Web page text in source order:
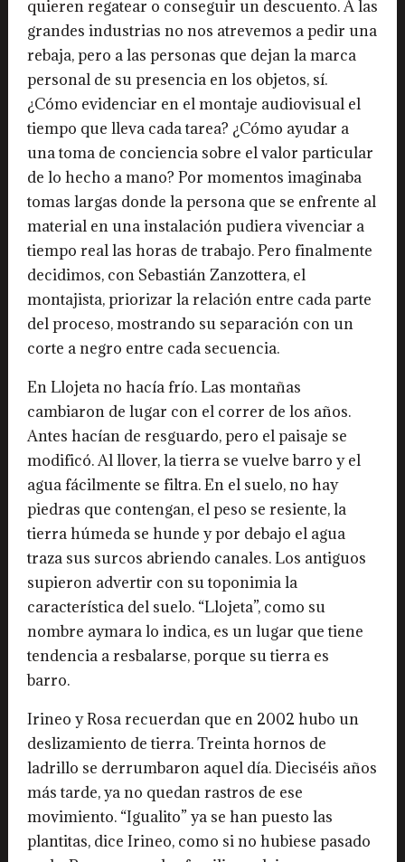
quieren regatear o conseguir un descuento. A las
grandes industrias no nos atrevemos a pedir una
rebaja, pero a las personas que dejan la marca
personal de su presencia en los objetos, sí.
¿Cómo evidenciar en el montaje audiovisual el
tiempo que lleva cada tarea? ¿Cómo ayudar a
una toma de conciencia sobre el valor particular
de lo hecho a mano? Por momentos imaginaba
tomas largas donde la persona que se enfrente al
material en una instalación pudiera vivenciar a
tiempo real las horas de trabajo. Pero finalmente
decidimos, con Sebastián Zanzottera, el
montajista, priorizar la relación entre cada parte
del proceso, mostrando su separación con un
corte a negro entre cada secuencia.
En Llojeta no hacía frío. Las montañas
cambiaron de lugar con el correr de los años.
Antes hacían de resguardo, pero el paisaje se
modificó. Al llover, la tierra se vuelve barro y el
agua fácilmente se filtra. En el suelo, no hay
piedras que contengan, el peso se resiente, la
tierra húmeda se hunde y por debajo el agua
traza sus surcos abriendo canales. Los antiguos
supieron advertir con su toponimia la
característica del suelo. “Llojeta”, como su
nombre aymara lo indica, es un lugar que tiene
tendencia a resbalarse, porque su tierra es
barro.
Irineo y Rosa recuerdan que en 2002 hubo un
deslizamiento de tierra. Treinta hornos de
ladrillo se derrumbaron aquel día. Dieciséis años
más tarde, ya no quedan rastros de ese
movimiento. “Igualito” ya se han puesto las
plantitas, dice Irineo, como si no hubiese pasado